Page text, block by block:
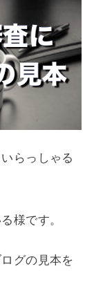
らっしゃる
様です。
グの見本を